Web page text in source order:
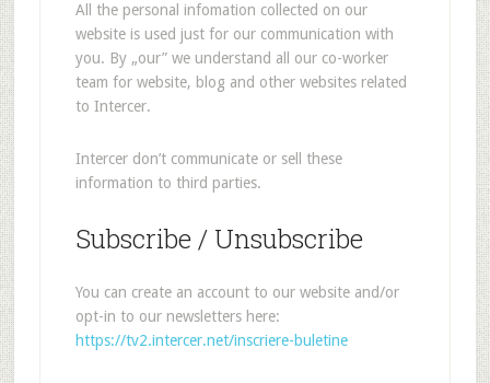
All the personal infomation collected on our
website is used just for our communication with
you. By „our” we understand all our co-worker
team for website, blog and other websites related
to Intercer.
Intercer don’t communicate or sell these
information to third parties.
Subscribe / Unsubscribe
You can create an account to our website and/or
opt-in to our newsletters here:
https://tv2.intercer.net/inscriere-buletine